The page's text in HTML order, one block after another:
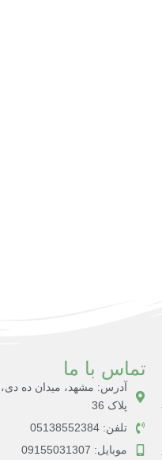
تماس با ما
آدرس: مشهد، میدان ده
پلاک 36
تلفن: 05138552384
موبایل: 09155031307